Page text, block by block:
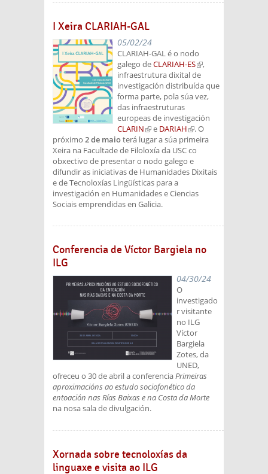
I Xeira CLARIAH-GAL
05/02/24
CLARIAH-GAL é o nodo
galego deCLARIAH-ES(link is
external)
,
infraestrutura dixital de
investigación distribuída que
forma parte, pola súa vez,
das infraestruturas
europeas de investigación
CLARIN(link is external)
e DARIAH(link is
external)
. O
próximo 2 de maioterá lugar a súa primeira
Xeira na Facultade de Filoloxía da USC co
obxectivo de presentar o nodo galego e
difundir as iniciativas de Humanidades Dixitais
e de Tecnoloxías Lingüísticas para a
investigación en Humanidades e Ciencias
Sociais emprendidas en Galicia.
Conferencia de Víctor Bargiela no
ILG
04/30/24
O
investigado
r visitante
no ILG
Víctor
Bargiela
Zotes, da
UNED,
ofreceu o 30 de abril a conferenciaPrimeiras
aproximacións ao estudo sociofonético da
entoación nas Rías Baixas e na Costa da Morte
na nosa sala de divulgación.
Xornada sobre tecnoloxías da
linguaxe e visita ao ILG